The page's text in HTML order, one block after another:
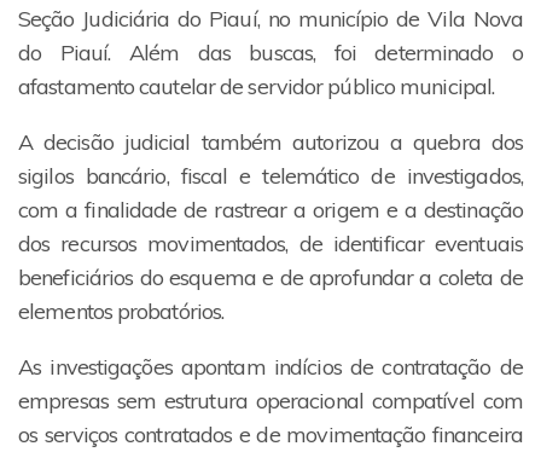
Seção Judiciária do Piauí, no município de Vila Nova
do Piauí. Além das buscas, foi determinado o
afastamento cautelar de servidor público municipal.
A decisão judicial também autorizou a quebra dos
sigilos bancário, fiscal e telemático de investigados,
com a finalidade de rastrear a origem e a destinação
dos recursos movimentados, de identificar eventuais
beneficiários do esquema e de aprofundar a coleta de
elementos probatórios.
As investigações apontam indícios de contratação de
empresas sem estrutura operacional compatível com
os serviços contratados e de movimentação financeira